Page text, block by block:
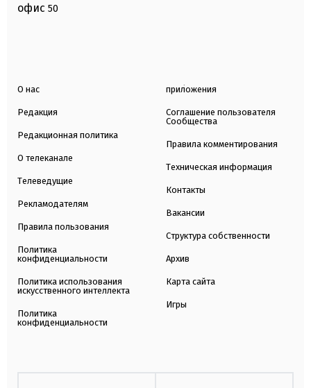
офис 50
О нас
Редакция
Редакционная политика
О телеканале
Телеведущие
Рекламодателям
Правила пользования
Политика
конфиденциальности
Политика использования
искусственного интеллекта
Политика
конфиденциальности
приложения
Соглашение пользователя
Сообщества
Правила комментирования
Техническая информация
Контакты
Вакансии
Структура собственности
Архив
Карта сайта
Игры